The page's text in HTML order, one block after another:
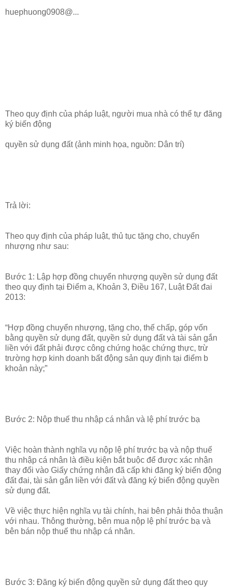
huephuong0908@...
Theo quy định của pháp luật, người mua nhà có thể tự đăng
ký biến động
quyền sử dụng đất (ảnh minh họa, nguồn: Dân trí)
Trả lời:
Theo quy định của pháp luật, thủ tục tặng cho, chuyển
nhượng như sau:
Bước 1: Lập hợp đồng chuyển nhượng quyền sử dụng đất
theo quy định tại Điểm a, Khoản 3, Điều 167, Luật Đất đai
2013:
“Hợp đồng chuyển nhượng, tặng cho, thế chấp, góp vốn
bằng quyền sử dụng đất, quyền sử dụng đất và tài sản gắn
liền với đất phải được công chứng hoặc chứng thực, trừ
trường hợp kinh doanh bất động sản quy định tại điểm b
khoản này;”
Bước 2: Nộp thuế thu nhập cá nhân và lệ phí trước bạ
Việc hoàn thành nghĩa vụ nộp lệ phí trước bạ và nộp thuế
thu nhập cá nhân là điều kiện bắt buộc để được xác nhận
thay đổi vào Giấy chứng nhận đã cấp khi đăng ký biến động
đất đai, tài sản gắn liền với đất và đăng ký biến động quyền
sử dụng đất.
Về việc thực hiện nghĩa vụ tài chính, hai bên phải thỏa thuận
với nhau. Thông thường, bên mua nộp lệ phí trước bạ và
bên bán nộp thuế thu nhập cá nhân.
Bước 3: Đăng ký biến động quyền sử dụng đất theo quy